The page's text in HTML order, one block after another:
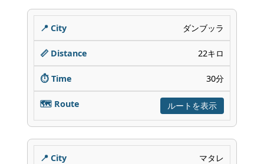
ダンブッラ
22キロ
30分
ルートを表示
マタレ